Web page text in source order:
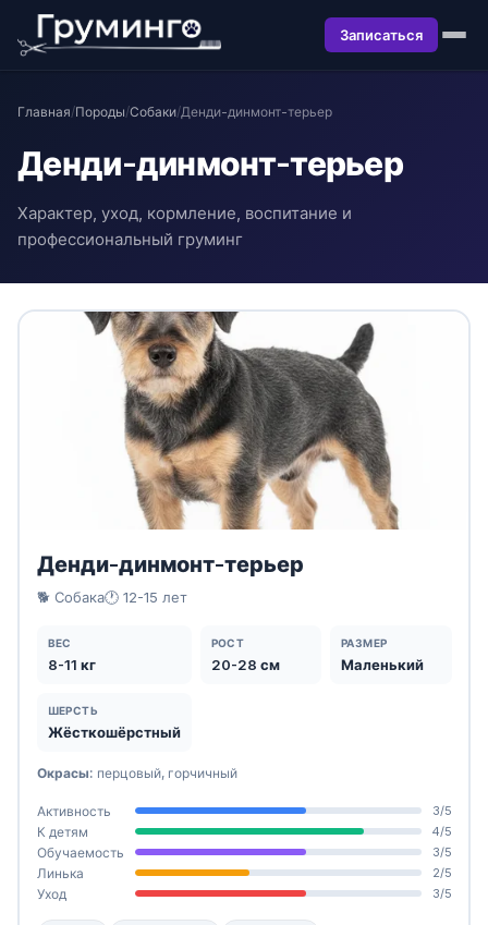
Записаться
Главная/Породы/Собаки/Денди-динмонт-терьер
Денди-динмонт-терьер
Характер, уход, кормление, воспитание и
профессиональный груминг
Денди-динмонт-терьер
🐕 Собака🕐 12-15 лет
ВЕС
8-11 кг
РОСТ
20-28 см
РАЗМЕР
Маленький
ШЕРСТЬ
Жёсткошёрстный
Окрасы: перцовый, горчичный
Активность 3/5
К детям 4/5
Обучаемость 3/5
Линька 2/5
Уход 3/5